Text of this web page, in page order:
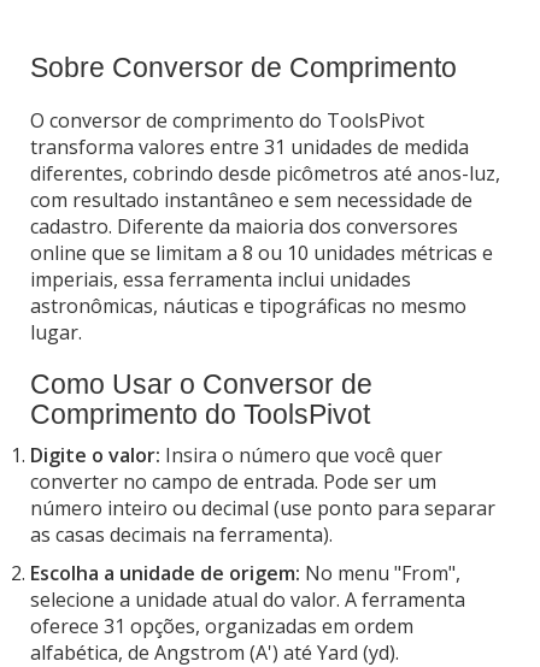
Sobre Conversor de Comprimento
O conversor de comprimento do ToolsPivot
transforma valores entre 31 unidades de medida
diferentes, cobrindo desde picômetros até anos-luz,
com resultado instantâneo e sem necessidade de
cadastro. Diferente da maioria dos conversores
online que se limitam a 8 ou 10 unidades métricas e
imperiais, essa ferramenta inclui unidades
astronômicas, náuticas e tipográficas no mesmo
lugar.
Como Usar o Conversor de
Comprimento do ToolsPivot
Digite o valor: Insira o número que você quer
converter no campo de entrada. Pode ser um
número inteiro ou decimal (use ponto para separar
as casas decimais na ferramenta).
Escolha a unidade de origem: No menu "From",
selecione a unidade atual do valor. A ferramenta
oferece 31 opções, organizadas em ordem
alfabética, de Angstrom (A') até Yard (yd).